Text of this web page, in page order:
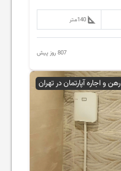
140متر
807 روز پیش
رهن و اجاره آپارتمان در تهران